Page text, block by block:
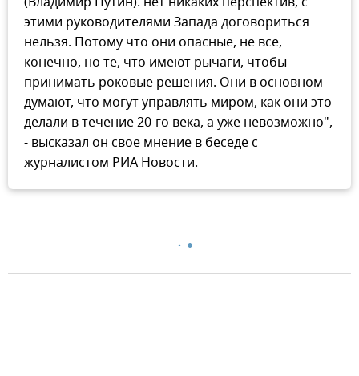
этими руководителями Запада договориться
нельзя. Потому что они опасные, не все,
конечно, но те, что имеют рычаги, чтобы
принимать роковые решения. Они в основном
думают, что могут управлять миром, как они это
делали в течение 20-го века, а уже невозможно",
- высказал он свое мнение в беседе с
журналистом РИА Новости.